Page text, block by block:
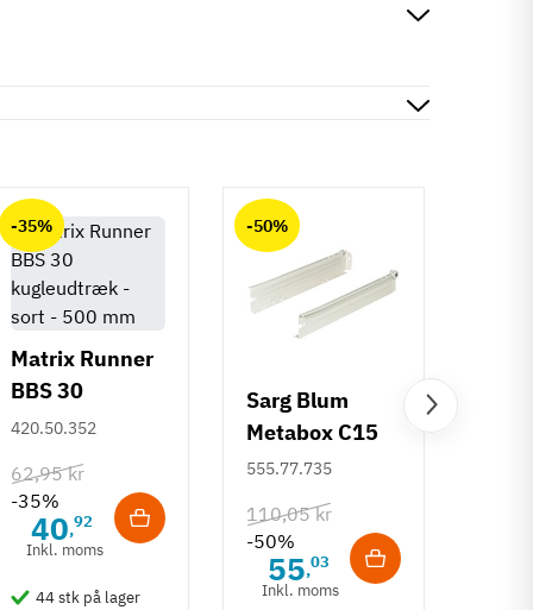
-35%
Matrix Runner
BBS 30
kugleudtræk -
420.50.352
62,95 kr
-35%
40,92
Inkl. moms
44 stk på lager
-50%
Sarg Blum
Metabox C15
320 M - højde
555.77.735
110,05 kr
-50%
55,03
Inkl. moms